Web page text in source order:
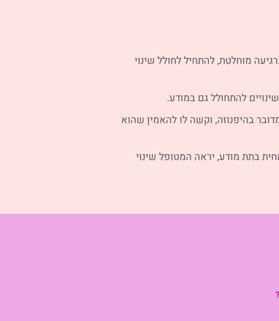
מוחלטת, להתחיל לחולל שינוי
להתחולל גם במודע.
בהיפנוזה, וקשה לו להאמין שהוא
בתת מודע, יראה המטופל שינוי